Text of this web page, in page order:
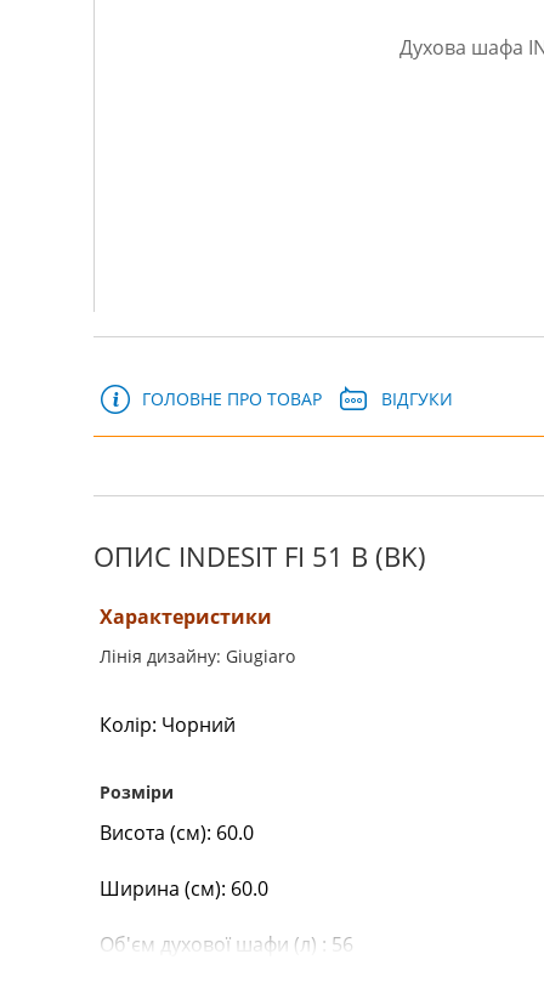
ГОЛОВНЕ ПРО ТОВАР ВІДГУКИ
ОПИС INDESIT FI 51 B (BK)
Характеристики
Лінія дизайну: Giugiaro
Колір: Чорний
Розміри
Висота (см): 60.0
Ширина (см): 60.0
Об'єм духової шафи (л) : 56